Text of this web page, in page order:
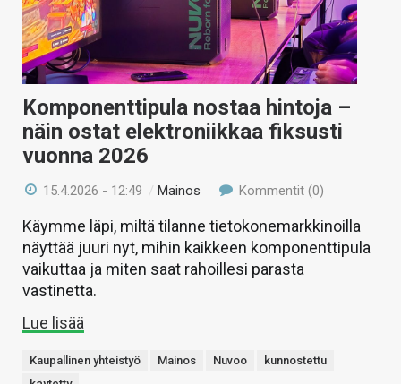
Komponenttipula nostaa hintoja –
näin ostat elektroniikkaa fiksusti
vuonna 2026
15.4.2026 - 12:49 / Mainos Kommentit (0)
Käymme läpi, miltä tilanne tietokonemarkkinoilla
näyttää juuri nyt, mihin kaikkeen komponenttipula
vaikuttaa ja miten saat rahoillesi parasta
vastinetta.
Lue lisää
Kaupallinen yhteistyö Mainos Nuvoo
kunnostettu